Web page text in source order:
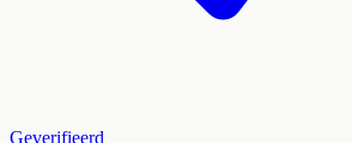
Geverifieerd